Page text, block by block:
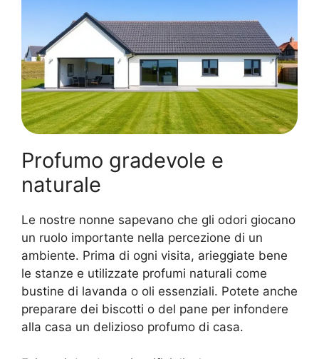
Profumo gradevole e
naturale
Le nostre nonne sapevano che gli odori giocano
un ruolo importante nella percezione di un
ambiente. Prima di ogni visita, arieggiate bene
le stanze e utilizzate profumi naturali come
bustine di lavanda o oli essenziali. Potete anche
preparare dei biscotti o del pane per infondere
alla casa un delizioso profumo di casa.